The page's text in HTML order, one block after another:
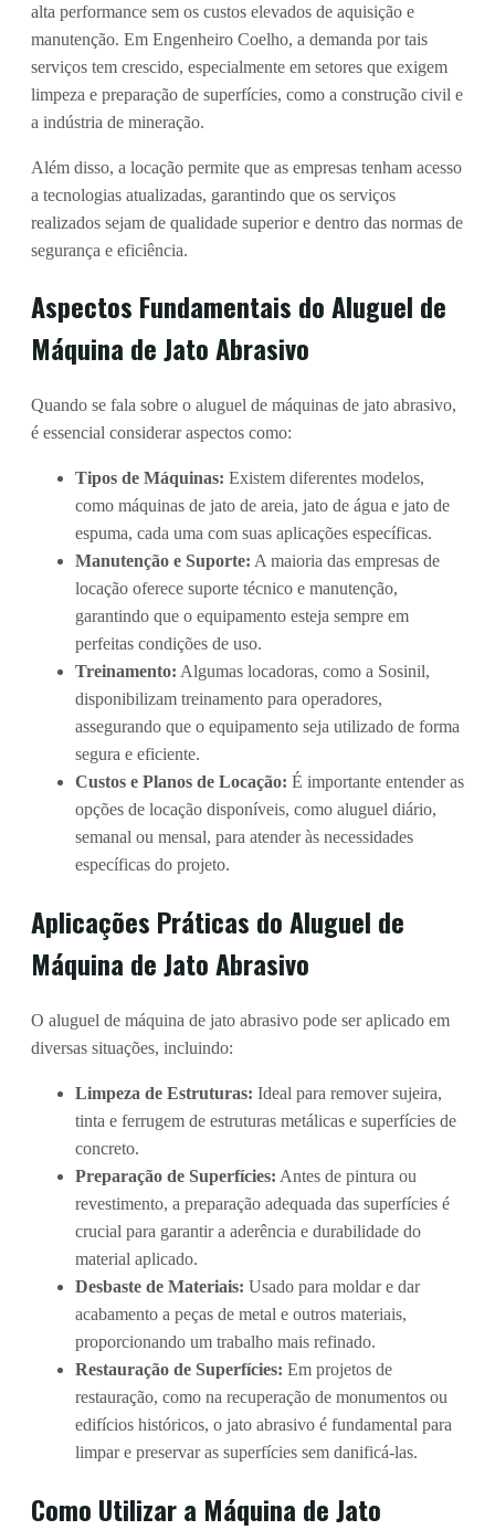
alta performance sem os custos elevados de aquisição e
manutenção. Em Engenheiro Coelho, a demanda por tais
serviços tem crescido, especialmente em setores que exigem
limpeza e preparação de superfícies, como a construção civil e
a indústria de mineração.
Além disso, a locação permite que as empresas tenham acesso
a tecnologias atualizadas, garantindo que os serviços
realizados sejam de qualidade superior e dentro das normas de
segurança e eficiência.
Aspectos Fundamentais do Aluguel de
Máquina de Jato Abrasivo
Quando se fala sobre o aluguel de máquinas de jato abrasivo,
é essencial considerar aspectos como:
Tipos de Máquinas: Existem diferentes modelos,
como máquinas de jato de areia, jato de água e jato de
espuma, cada uma com suas aplicações específicas.
Manutenção e Suporte: A maioria das empresas de
locação oferece suporte técnico e manutenção,
garantindo que o equipamento esteja sempre em
perfeitas condições de uso.
Treinamento: Algumas locadoras, como a Sosinil,
disponibilizam treinamento para operadores,
assegurando que o equipamento seja utilizado de forma
segura e eficiente.
Custos e Planos de Locação: É importante entender as
opções de locação disponíveis, como aluguel diário,
semanal ou mensal, para atender às necessidades
específicas do projeto.
Aplicações Práticas do Aluguel de
Máquina de Jato Abrasivo
O aluguel de máquina de jato abrasivo pode ser aplicado em
diversas situações, incluindo:
Limpeza de Estruturas: Ideal para remover sujeira,
tinta e ferrugem de estruturas metálicas e superfícies de
concreto.
Preparação de Superfícies: Antes de pintura ou
revestimento, a preparação adequada das superfícies é
crucial para garantir a aderência e durabilidade do
material aplicado.
Desbaste de Materiais: Usado para moldar e dar
acabamento a peças de metal e outros materiais,
proporcionando um trabalho mais refinado.
Restauração de Superfícies: Em projetos de
restauração, como na recuperação de monumentos ou
edifícios históricos, o jato abrasivo é fundamental para
limpar e preservar as superfícies sem danificá-las.
Como Utilizar a Máquina de Jato